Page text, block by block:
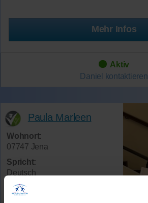
Mehr Infos
Aktiv
Daniel
kontaktieren
Paula Marleen
Wohnort:
07747 Jena
Spricht:
Deutsch
Verfügbar: